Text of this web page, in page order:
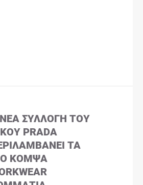
ΣΥΛΛΟΓΉ ΤΟΥ
PRADA
ΤΑ
ΚΟΜΨΆ